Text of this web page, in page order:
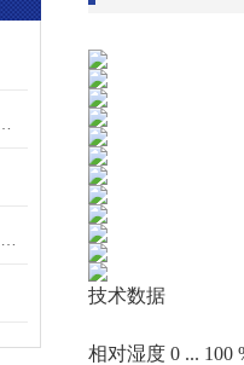
技术数据
相对湿度 0 ... 100